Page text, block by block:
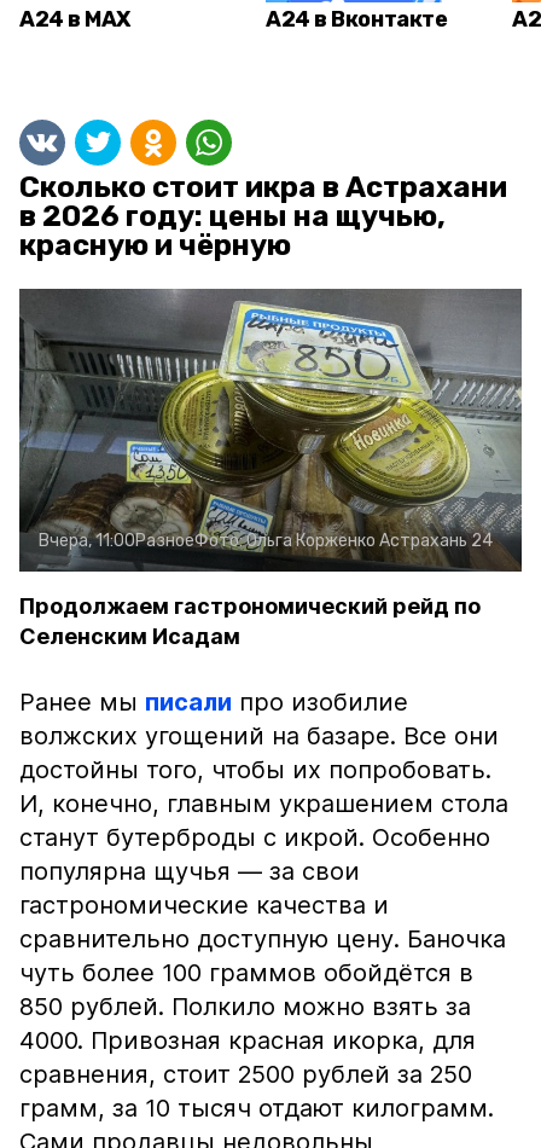
А24 в MAX А24 в Вконтакте
Сколько стоит икра в Астрахани
в 2026 году: цены на щучью,
красную и чёрную
Вчера, 11:00РазноеФото:Ольга Корженко Астрахань 24
Продолжаем гастрономический рейд по
Селенским Исадам
Ранее мы писали про изобилие
волжских угощений на базаре. Все они
достойны того, чтобы их попробовать.
И, конечно, главным украшением стола
станут бутерброды с икрой. Особенно
популярна щучья — за свои
гастрономические качества и
сравнительно доступную цену. Баночка
чуть более 100 граммов обойдётся в
850 рублей. Полкило можно взять за
4000. Привозная красная икорка, для
сравнения, стоит 2500 рублей за 250
грамм, за 10 тысяч отдают килограмм.
Сами продавцы недовольны